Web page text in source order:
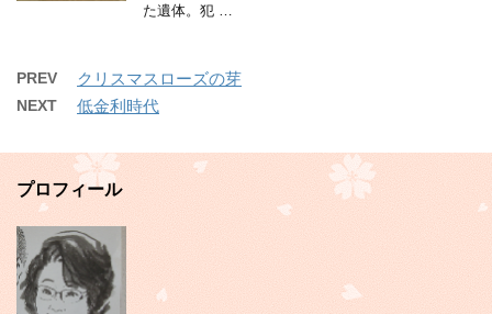
た遺体。犯 …
PREV クリスマスローズの芽
NEXT 低金利時代
プロフィール